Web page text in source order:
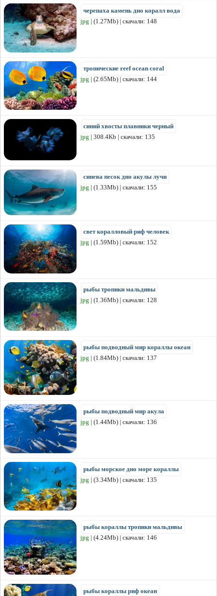
черепаха камень дно коралл вода
jpg | (1.27Mb) | скачали: 148
тропические reef ocean coral
jpg | (2.65Mb) | скачали: 144
синий хвосты плавники черный
jpg | 308.4Kb | скачали: 135
синева песок дно акулы лучи
jpg | (1.33Mb) | скачали: 155
свет коралловый риф человек
jpg | (1.59Mb) | скачали: 152
рыбы тропики мальдивы
jpg | (1.36Mb) | скачали: 128
рыбы подводный мир кораллы океан
jpg | (1.84Mb) | скачали: 137
рыбы подводный мир акула
jpg | (1.44Mb) | скачали: 136
рыбы морское дно море кораллы
jpg | (3.34Mb) | скачали: 135
рыбы кораллы тропики мальдивы
jpg | (4.24Mb) | скачали: 146
рыбы кораллы риф океан